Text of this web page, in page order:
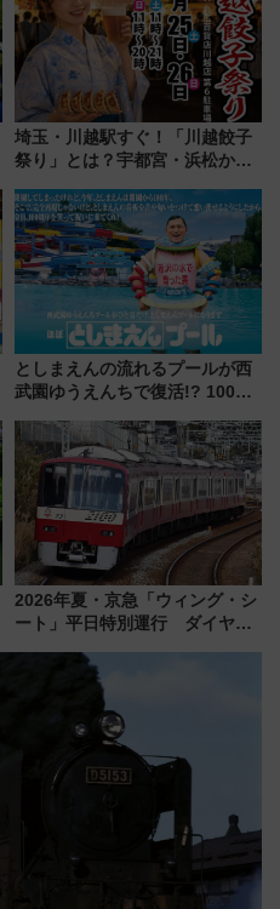
埼玉・川越駅すぐ！「川越餃子
祭り」とは？宇都宮・浜松から
を食べ比べ【7月25日・26日開
催】
としまえんの流れるプールが西
武園ゆうえんちで復活!? 100周
イダー」に注目 2026年夏は所
沢へ遊びに行こう
2026年夏・京急「ウィング・シ
ート」平日特別運行 ダイヤ・
三浦海岸を堪能できるお出かけ
プランもご紹介